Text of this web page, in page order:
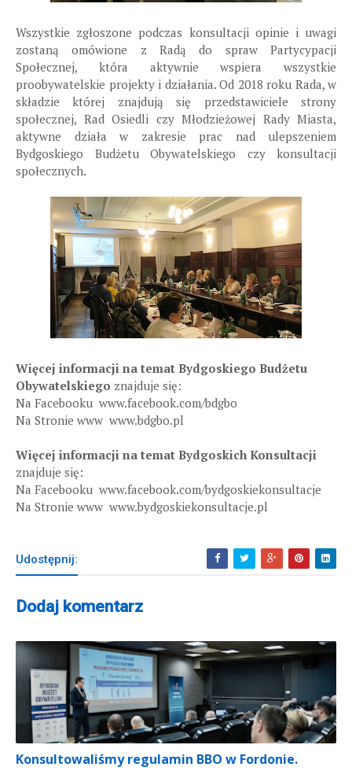
Wszystkie zgłoszone podczas konsultacji opinie i uwagi
zostaną omówione z Radą do spraw Partycypacji
Społecznej, która aktywnie wspiera wszystkie
proobywatelskie projekty i działania. Od 2018 roku Rada, w
składzie której znajdują się przedstawiciele strony
społecznej, Rad Osiedli czy Młodzieżowej Rady Miasta,
aktywne działa w zakresie prac nad ulepszeniem
Bydgoskiego Budżetu Obywatelskiego czy konsultacji
społecznych.
Więcej informacji na temat Bydgoskiego Budżetu
Obywatelskiego znajduje się:
Na Facebooku www.facebook.com/bdgbo
Na Stronie www www.bdgbo.pl
Więcej informacji na temat Bydgoskich Konsultacji
znajduje się:
Na Facebooku www.facebook.com/bydgoskiekonsultacje
Na Stronie www www.bydgoskiekonsultacje.pl
Udostępnij:
Dodaj komentarz
Konsultowaliśmy regulamin BBO w Fordonie.